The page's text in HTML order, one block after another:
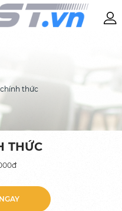
Từ 4 – 6 tuổi
11 tuổi
thức
THỨC